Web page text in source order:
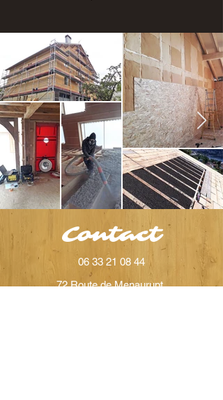
Contact
72 Route de Menaurupt,
06 33 21 08 44